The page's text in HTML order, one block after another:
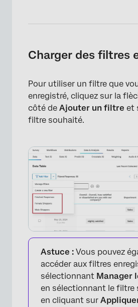
Charger des filtres
Pour utiliser un filtre que
enregistré, cliquez sur la
côté de Ajouter un filtre et
filtre souhaité.
Astuce : Vous pouvez
accéder aux filtres
sélectionnant Manager
en sélectionnant le filtre
en cliquant sur